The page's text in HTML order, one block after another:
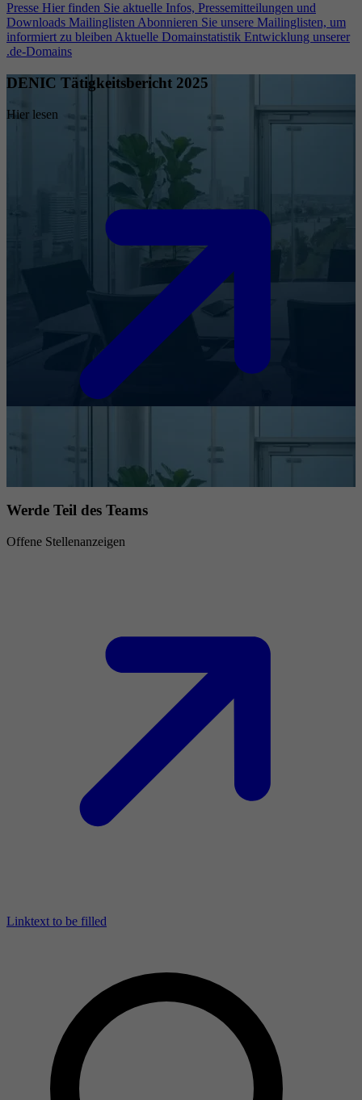
Presse Hier finden Sie aktuelle Infos, Pressemitteilungen und
Downloads Mailinglisten Abonnieren Sie unsere Mailinglisten, um
informiert zu bleiben Aktuelle Domainstatistik Entwicklung unserer
.de-Domains
DENIC Tätigkeitsbericht 2025
Hier lesen
Werde Teil des Teams
Offene Stellenanzeigen
Linktext to be filled